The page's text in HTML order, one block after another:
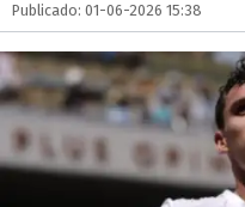
Publicado: 01-06-2026 15:38